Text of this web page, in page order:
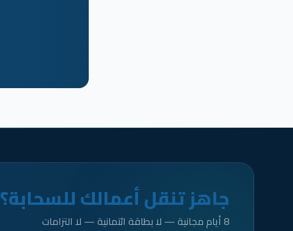
جاهز تنقل أعمالك للسحابة؟
8 أيام مجانية — لا بطاقة ائتمانية — لا التزامات